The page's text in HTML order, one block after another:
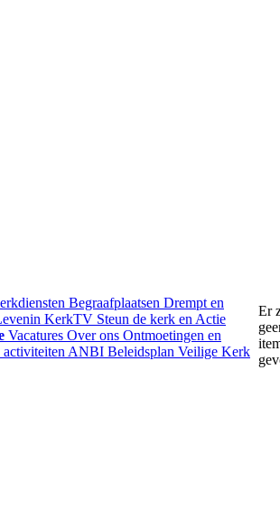
Begraafplaatsen Drempt en
KerkTV Steun de kerk en Actie
Vacatures Over ons Ontmoetingen en
ANBI Beleidsplan Veilige Kerk
Er